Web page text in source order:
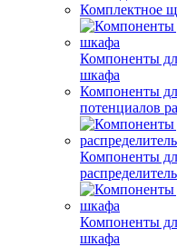
Комплектное
Компоненты
шкафа
Компоненты
потенциалов
Компоненты
Компоненты
шкафа